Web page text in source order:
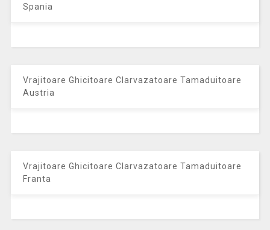
Spania
Vrajitoare Ghicitoare Clarvazatoare Tamaduitoare
Austria
Vrajitoare Ghicitoare Clarvazatoare Tamaduitoare
Franta